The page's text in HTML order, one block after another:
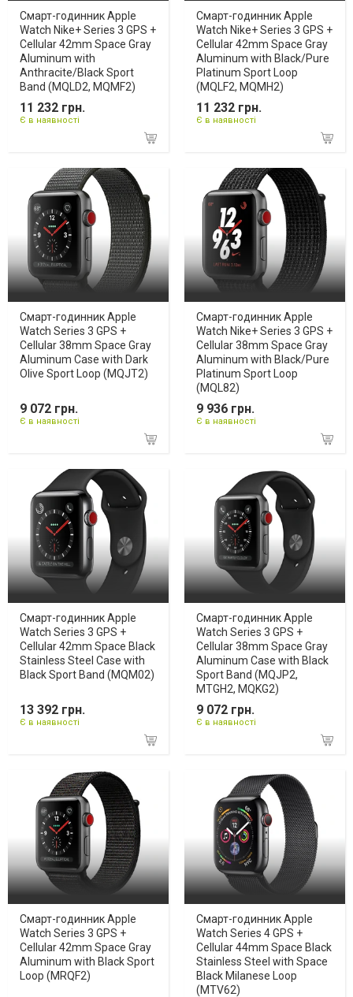
Смарт-годинник Apple
Watch Nike+ Series 3 GPS +
Cellular 42mm Space Gray
Aluminum with
Anthracite/Black Sport
Band (MQLD2, MQMF2)
11 232 грн.
Є в наявності
Смарт-годинник Apple
Watch Nike+ Series 3 GPS +
Cellular 42mm Space Gray
Aluminum with Black/Pure
Platinum Sport Loop
(MQLF2, MQMH2)
11 232 грн.
Є в наявності
Смарт-годинник Apple
Watch Series 3 GPS +
Cellular 38mm Space Gray
Aluminum Case with Dark
Olive Sport Loop (MQJT2)
9 072 грн.
Є в наявності
Смарт-годинник Apple
Watch Nike+ Series 3 GPS +
Cellular 38mm Space Gray
Aluminum with Black/Pure
Platinum Sport Loop
(MQL82)
9 936 грн.
Є в наявності
Смарт-годинник Apple
Watch Series 3 GPS +
Cellular 42mm Space Black
Stainless Steel Case with
Black Sport Band (MQM02)
13 392 грн.
Є в наявності
Смарт-годинник Apple
Watch Series 3 GPS +
Cellular 38mm Space Gray
Aluminum Case with Black
Sport Band (MQJP2,
MTGH2, MQKG2)
9 072 грн.
Є в наявності
Смарт-годинник Apple
Watch Series 3 GPS +
Cellular 42mm Space Gray
Aluminum with Black Sport
Loop (MRQF2)
Смарт-годинник Apple
Watch Series 4 GPS +
Cellular 44mm Space Black
Stainless Steel with Space
Black Milanese Loop
(MTV62)